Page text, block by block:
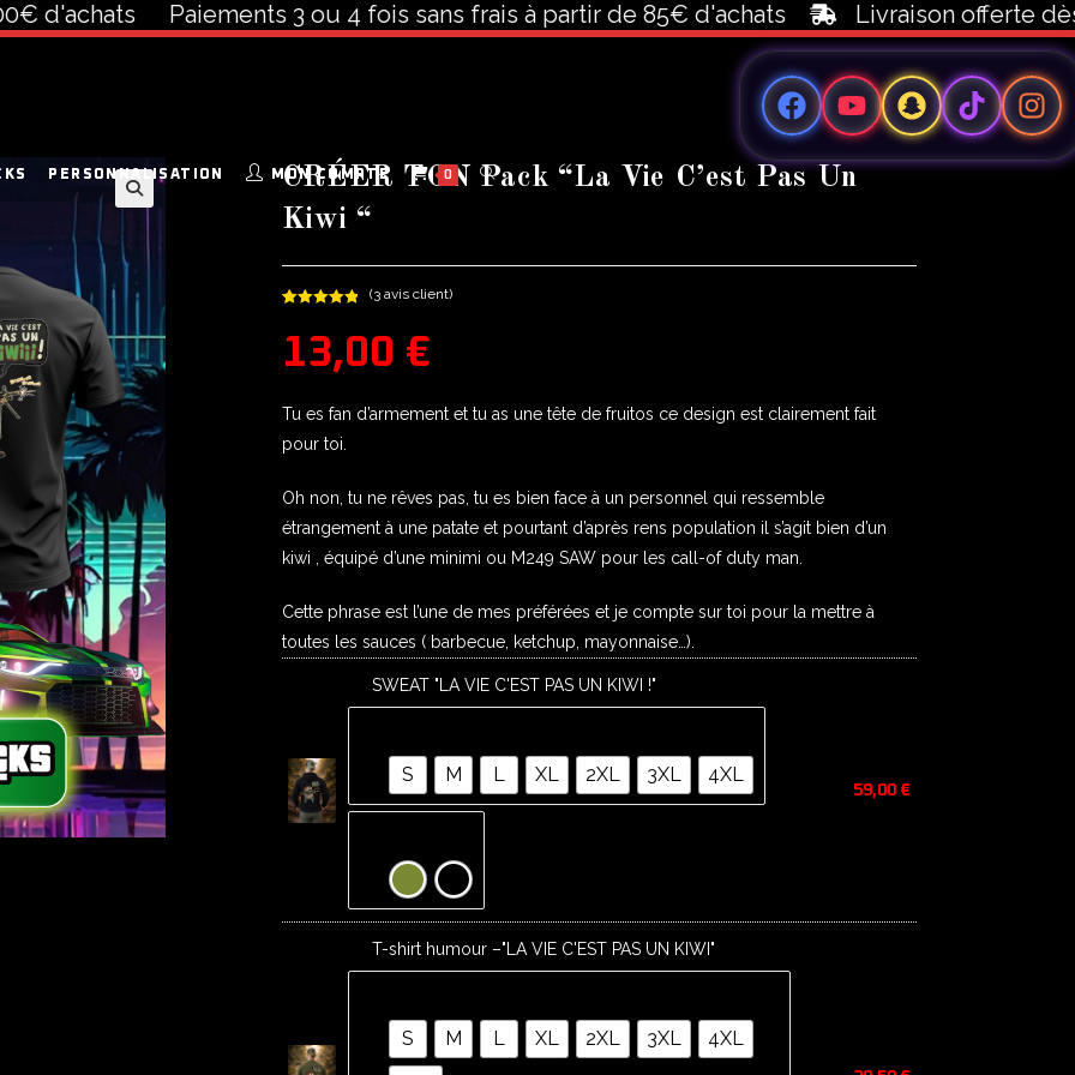
Paiements 3 ou 4 fois sans frais à partir de 85€ d'achats Livraison offerte dès
PERSONNALISATION MON COMPTE 0
CRÉER TON Pack “La Vie C’est Pas Un
Kiwi “
sur 5
basé sur
client
(3 avis client)
13,00 €
Tu es fan d’armement et tu as une tête de fruitos ce design est clairement fait
pour toi.
Oh non, tu ne rêves pas, tu es bien face à un personnel qui ressemble
étrangement à une patate et pourtant d’après rens population il s’agit bien d’un
kiwi , équipé d’une minimi ou M249 SAW pour les call-of duty man.
Cette phrase est l’une de mes préférées et je compte sur toi pour la mettre à
toutes les sauces ( barbecue, ketchup, mayonnaise…).
SWEAT "LA VIE C'EST PAS UN KIWI !"
S M L XL 2XL 3XL 4XL
59,00 €
T-shirt humour –"LA VIE C'EST PAS UN KIWI"
S M L XL 2XL 3XL
4XL